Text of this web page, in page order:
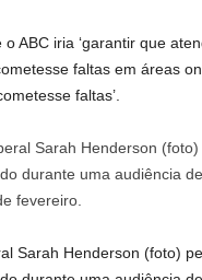
o ABC iria ‘garantir que
faltas em áreas
faltas’.
Sarah Henderson (foto)